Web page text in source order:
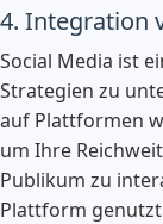
4. Integration
Social Media ist
Strategien zu
auf Plattformen
um Ihre
Publikum zu
Plattform